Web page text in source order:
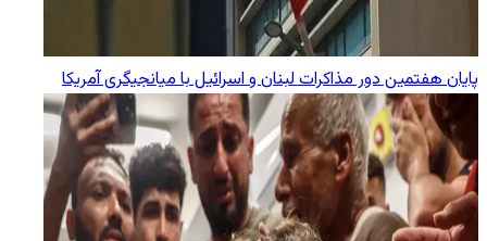
پایان هفتمین دور مذاکرات لبنان و اسرائیل با میانجیگری آمریکا